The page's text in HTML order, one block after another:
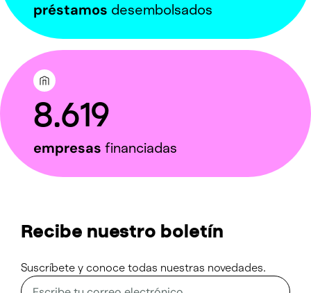
préstamos desembolsados
8.619
empresas financiadas
Recibe nuestro boletín
Suscríbete y conoce todas nuestras novedades.
Sitio web
Correo electrónico